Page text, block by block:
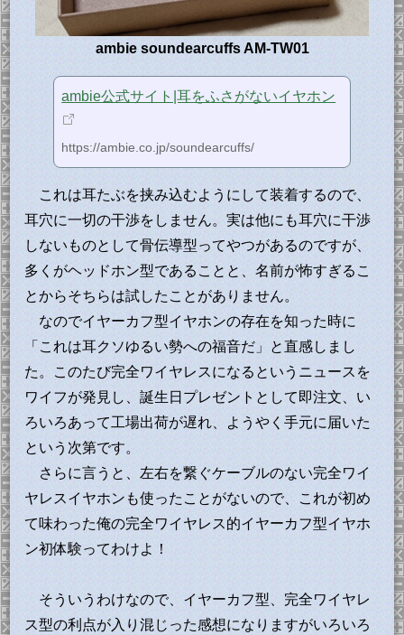
ambie soundearcuffs AM-TW01
ambie公式サイト|耳をふさがないイヤホン
https://ambie.co.jp/soundearcuffs/
これは耳たぶを挟み込むようにして装着するので、
耳穴に一切の干渉をしません。実は他にも耳穴に干渉
しないものとして骨伝導型ってやつがあるのですが、
多くがヘッドホン型であることと、名前が怖すぎるこ
とからそちらは試したことがありません。
なのでイヤーカフ型イヤホンの存在を知った時に
「これは耳クソゆるい勢への福音だ」と直感しまし
た。このたび完全ワイヤレスになるというニュースを
ワイフが発見し、誕生日プレゼントとして即注文、い
ろいろあって工場出荷が遅れ、ようやく手元に届いた
という次第です。
さらに言うと、左右を繋ぐケーブルのない完全ワイ
ヤレスイヤホンも使ったことがないので、これが初め
て味わった俺の完全ワイヤレス的イヤーカフ型イヤホ
ン初体験ってわけよ！
そういうわけなので、イヤーカフ型、完全ワイヤレ
ス型の利点が入り混じった感想になりますがいろいろ